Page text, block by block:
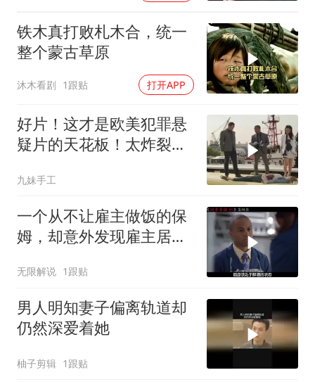
铁木真打败札木合，统一
整个蒙古草原
沐木看剧 1跟贴 打开APP
好片！这才是欧美犯罪悬
疑片的天花板！太炸裂
九妹手工
一个从不让雇主做饭的保
姆，却意外发现雇主居然
无限解说 1跟贴
男人明知妻子偏离轨道却
仍然深爱着她
柚子剪辑 1跟贴